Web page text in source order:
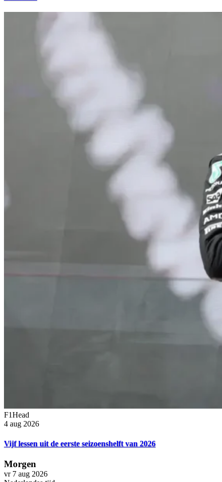
F1Head
4 aug 2026
Vijf lessen uit de eerste seizoenshelft van 2026
Morgen
vr 7 aug 2026